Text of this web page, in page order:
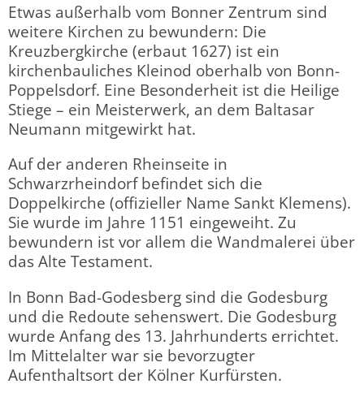
Etwas außerhalb vom Bonner Zentrum sind
weitere Kirchen zu bewundern: Die
Kreuzbergkirche (erbaut 1627) ist ein
kirchenbauliches Kleinod oberhalb von Bonn-
Poppelsdorf. Eine Besonderheit ist die Heilige
Stiege – ein Meisterwerk, an dem Baltasar
Neumann mitgewirkt hat.
Auf der anderen Rheinseite in
Schwarzrheindorf befindet sich die
Doppelkirche (offizieller Name Sankt Klemens).
Sie wurde im Jahre 1151 eingeweiht. Zu
bewundern ist vor allem die Wandmalerei über
das Alte Testament.
In Bonn Bad-Godesberg sind die Godesburg
und die Redoute sehenswert. Die Godesburg
wurde Anfang des 13. Jahrhunderts errichtet.
Im Mittelalter war sie bevorzugter
Aufenthaltsort der Kölner Kurfürsten.